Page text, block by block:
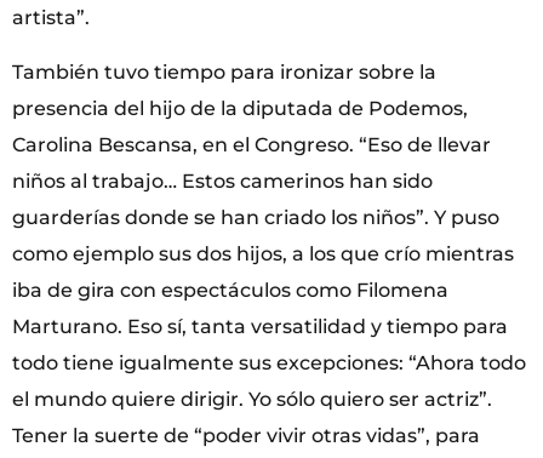
artista”.
También tuvo tiempo para ironizar sobre la
presencia del hijo de la diputada de Podemos,
Carolina Bescansa, en el Congreso. “Eso de llevar
niños al trabajo… Estos camerinos han sido
guarderías donde se han criado los niños”. Y puso
como ejemplo sus dos hijos, a los que crío mientras
iba de gira con espectáculos como Filomena
Marturano. Eso sí, tanta versatilidad y tiempo para
todo tiene igualmente sus excepciones: “Ahora todo
el mundo quiere dirigir. Yo sólo quiero ser actriz”.
Tener la suerte de “poder vivir otras vidas”, para